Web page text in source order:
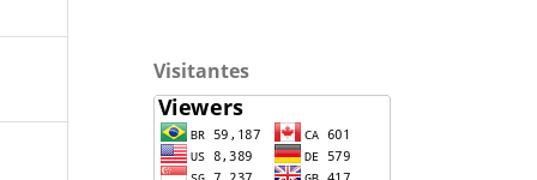
Visitantes